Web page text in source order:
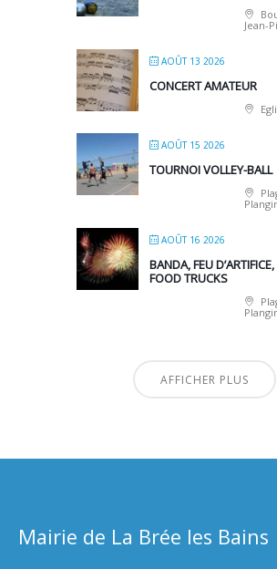
Jean-
AOÛT 13 2026
CONCERT AMATEUR
AOÛT 15 2026
TOURNOI VOLLEY-BALL
AOÛT 16 2026
BANDA, FEU
FOOD TRUCKS
AFFICHER PLUS
Mairie de La Brée les Bains